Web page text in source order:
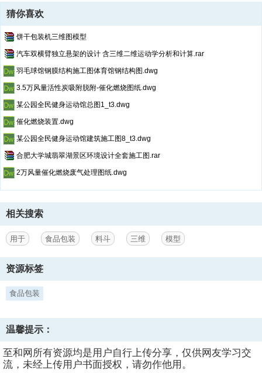
猜你喜欢
饼干包装机三维图模型
汽车双横臂独立悬架的设计 含三维二维运动学分析和计算.rar
羽毛球馆钢膜结构施工图体育馆钢结构图.dwg
3.5万风量活性炭吸附脱附-催化燃烧图纸.dwg
某公园全民健身运动馆总图1_t3.dwg
催化燃烧装置.dwg
某公园全民健身运动馆建筑施工图8_t3.dwg
合肥大学城翡翠湖景区环境设计全套施工图.rar
2万风量催化燃烧废气处理图纸.dwg
相关搜索
用于 食品包装 料斗 三维 模型
资源标签
食品包装
温馨提示：
至和网所有资源均是用户自行上传分享，仅供网友学习交
流，未经上传用户书面授权，请勿作他用。